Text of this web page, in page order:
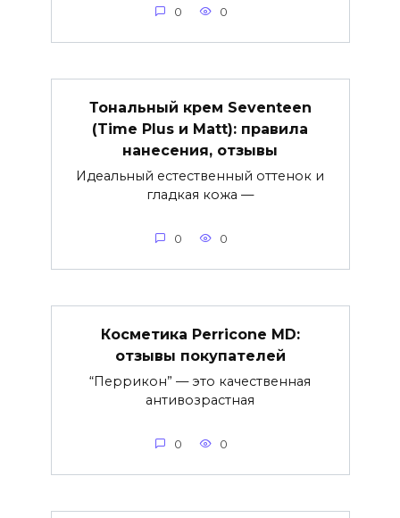
0 0
Тональный крем Seventeen
(Time Plus и Matt): правила
нанесения, отзывы
Идеальный естественный оттенок и
гладкая кожа —
0 0
Косметика Perricone MD:
отзывы покупателей
“Перрикон” — это качественная
антивозрастная
0 0